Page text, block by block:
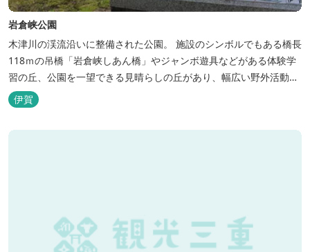
岩倉峡公園
木津川の渓流沿いに整備された公園。 施設のシンボルでもある橋長
118ｍの吊橋「岩倉峡しあん橋」やジャンボ遊具などがある体験学
習の丘、公園を一望できる見晴らしの丘があり、幅広い野外活動に
利用できるキャンプ場も併設されています。 川沿いには島ヶ原温泉
やぶっちゃに至る「川辺の道」があり、旧岩倉水力発電所跡の水路
遺構を見ることができたり、春は桜、秋は紅葉の名所として楽しめ
伊賀